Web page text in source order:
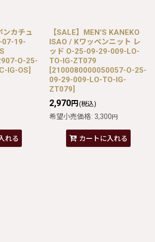
ンカチュ
07-19-
O-25-
IG-OS]
れる
【SALE】MEN'S KANEKO
ISAO / Kワッペンニット レ
ッド O-25-09-29-009-LO-
TO-IG-ZT079
[2100080000050057-O-25-
09-29-009-LO-TO-IG-
ZT079]
2,970円 (税込)
希望小売価格: 3,300円
カートに入れる